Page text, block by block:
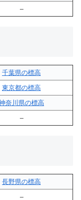
–
千葉県の標高
東京都の標高
奈川県の標高
–
長野県の標高
–